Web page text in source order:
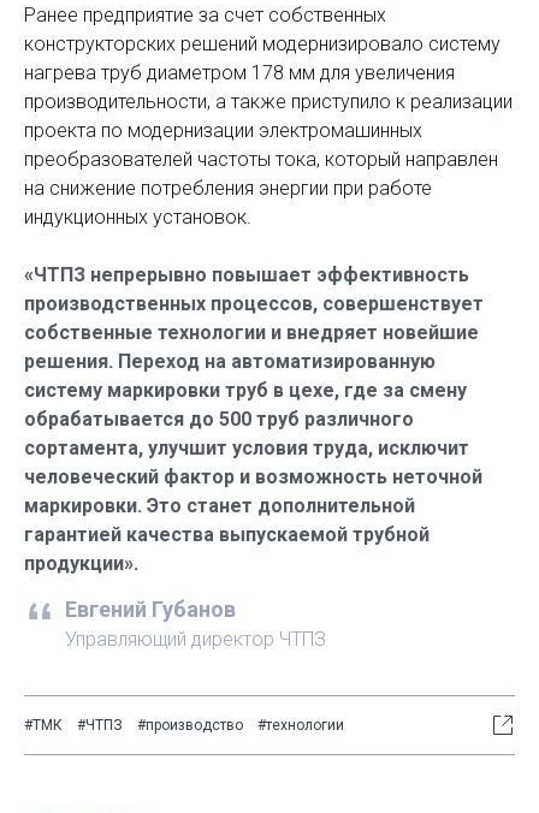
Ранее предприятие за счет собственных
конструкторских решений модернизировало систему
нагрева труб диаметром 178 мм для увеличения
производительности, а также приступило к реализации
проекта по модернизации электромашинных
преобразователей частоты тока, который направлен
на снижение потребления энергии при работе
индукционных установок.
«ЧТПЗ непрерывно повышает эффективность
производственных процессов, совершенствует
собственные технологии и внедряет новейшие
решения. Переход на автоматизированную
систему маркировки труб в цехе, где за смену
обрабатывается до 500 труб различного
сортамента, улучшит условия труда, исключит
человеческий фактор и возможность неточной
маркировки. Это станет дополнительной
гарантией качества выпускаемой трубной
продукции».
Евгений Губанов
Управляющий директор ЧТПЗ
#ТМК #ЧТПЗ #производство #технологии